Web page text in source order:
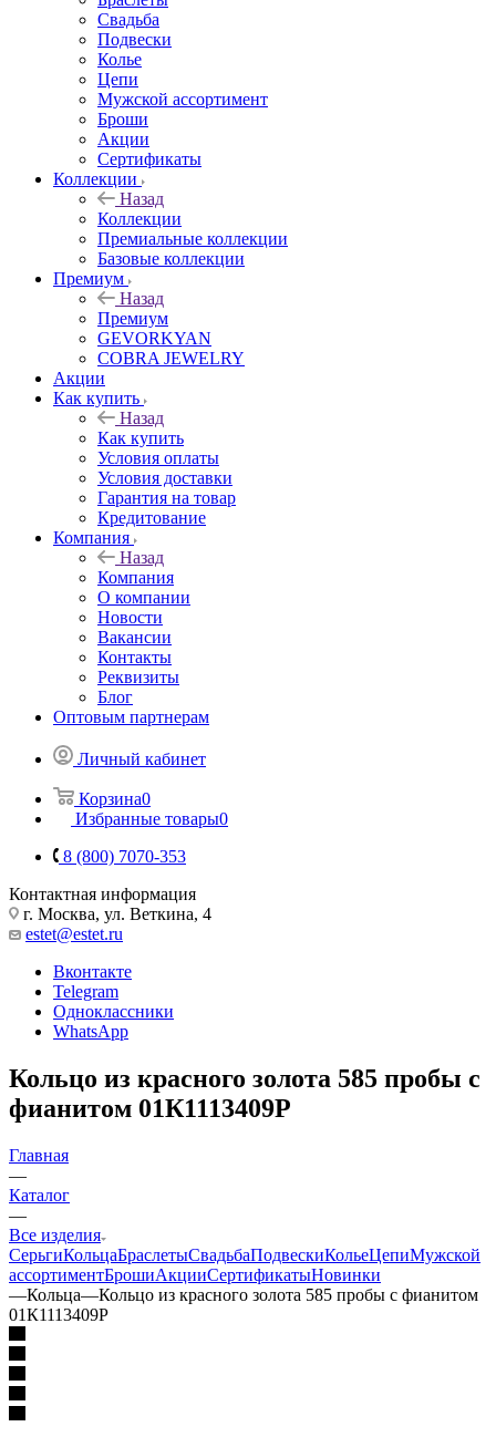
Свадьба
Подвески
Колье
Цепи
Мужской ассортимент
Броши
Акции
Сертификаты
Коллекции
Назад
Коллекции
Премиальные коллекции
Базовые коллекции
Премиум
Назад
Премиум
GEVORKYAN
COBRA JEWELRY
Акции
Как купить
Назад
Как купить
Условия оплаты
Условия доставки
Гарантия на товар
Кредитование
Компания
Назад
Компания
О компании
Новости
Вакансии
Контакты
Реквизиты
Блог
Оптовым партнерам
Личный кабинет
Корзина0
Избранные товары0
8 (800) 7070-353
Контактная информация
г. Москва, ул. Веткина, 4
estet@estet.ru
Вконтакте
Telegram
Одноклассники
WhatsApp
Кольцо из красного золота 585 пробы с
фианитом 01К1113409Р
Главная
—
Каталог
—
Все изделия
СерьгиКольцаБраслетыСвадьбаПодвескиКольеЦепиМужской
ассортиментБрошиАкцииСертификатыНовинки
—Кольца—Кольцо из красного золота 585 пробы с фианитом
01К1113409Р